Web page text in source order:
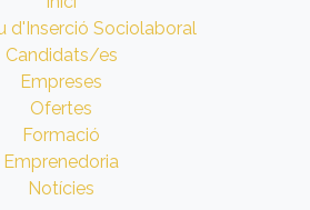
d'Inserció Sociolaboral
Candidats/es
Empreses
Ofertes
Formació
Emprenedoria
Notícies